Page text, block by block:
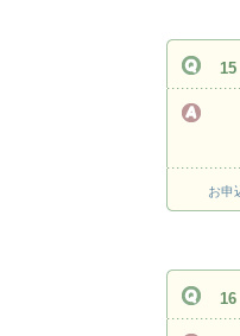
15
お申
16